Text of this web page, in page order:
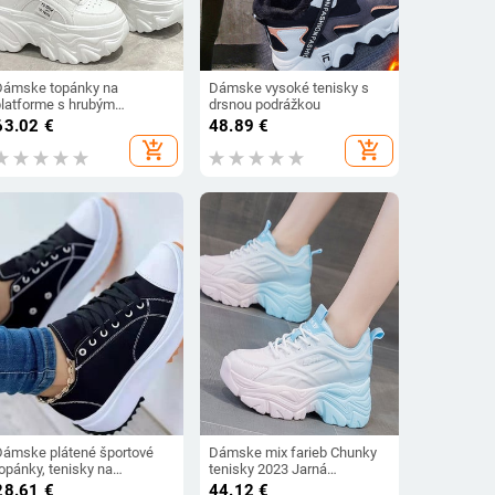
topánky na
s hrubým
jarné a jesenné
dámske tenisky z umelej
€
add_shopping_cart
Dámske vysoké tenisky s
drsnou podrážkou
48.89 €
add_shopping_cart
plátené športové
tenisky na
ležérne, dámske
€
Dámske mix farieb Chunky
tenisky 2023 Jarná
priedušná sieťovaná
44.12 €